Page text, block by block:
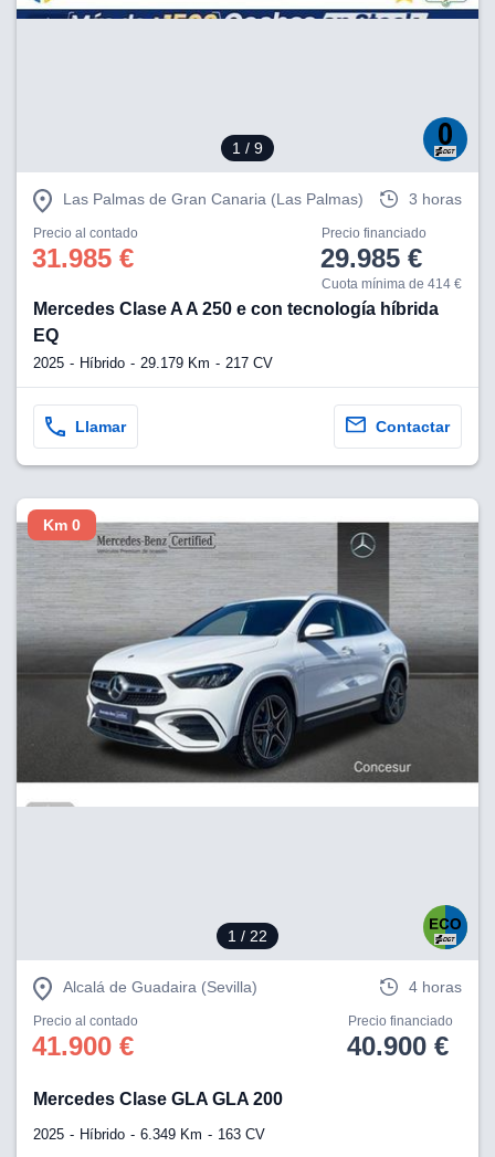
1 / 9
Las Palmas de Gran Canaria (Las Palmas) 3 horas
Precio al contado
31.985 €
Precio financiado
29.985 €
Cuota mínima de 414 €
Mercedes Clase A A 250 e con tecnología híbrida
EQ
2025 Híbrido 29.179 Km 217 CV
Llamar Contactar
1 / 22
Km 0
Alcalá de Guadaira (Sevilla) 4 horas
Precio al contado
41.900 €
Precio financiado
40.900 €
Mercedes Clase GLA GLA 200
2025 Híbrido 6.349 Km 163 CV